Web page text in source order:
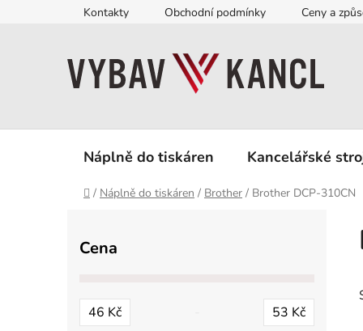
Kontakty Obchodní podmínky Ceny a
Náplně do tiskáren Kancelářské
Domů
/ Náplně do tiskáren / Brother / Brother DCP-310CN
Cena
46 Kč 53 Kč